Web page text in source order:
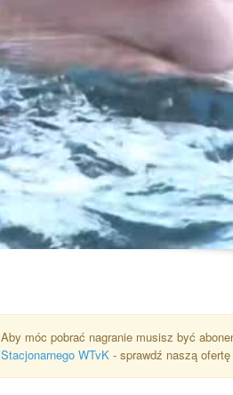
Aby móc pobrać nagranie musisz być
Stacjonarnego WTvK- sprawdź naszą